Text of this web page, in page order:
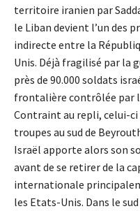
territoire iranien par
le Liban devient l’un des
indirecte entre la
Unis. Déjà fragilisé par la
près de 90.000 soldats
frontalière contrôlée par
Contraint au repli, celui-ci
troupes au sud de
Israël apporte alors son
avant de se retirer de la
internationale
les Etats-Unis. Dans le